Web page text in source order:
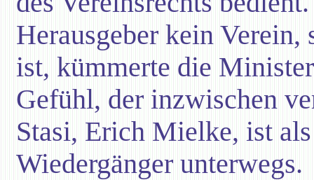
Herausgeber kein Verein,
ist, kümmerte die
Gefühl, der inzwischen
Stasi, Erich Mielke, ist
Wiedergänger unterwegs.